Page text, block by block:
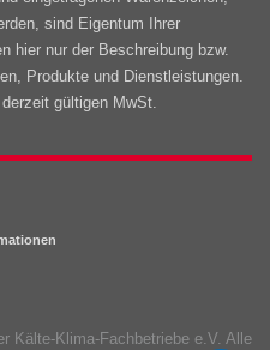
sind Eigentum Ihrer
hier nur der Beschreibung bzw.
Produkte und Dienstleistungen.
gültigen MwSt.
Kälte-Klima-Fachbetriebe e.V. Alle